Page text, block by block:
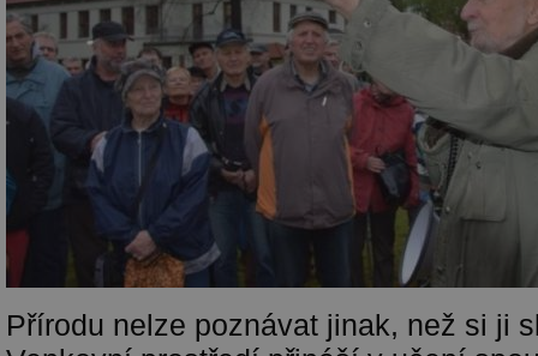
Přírodu nelze poznávat jinak, než si ji